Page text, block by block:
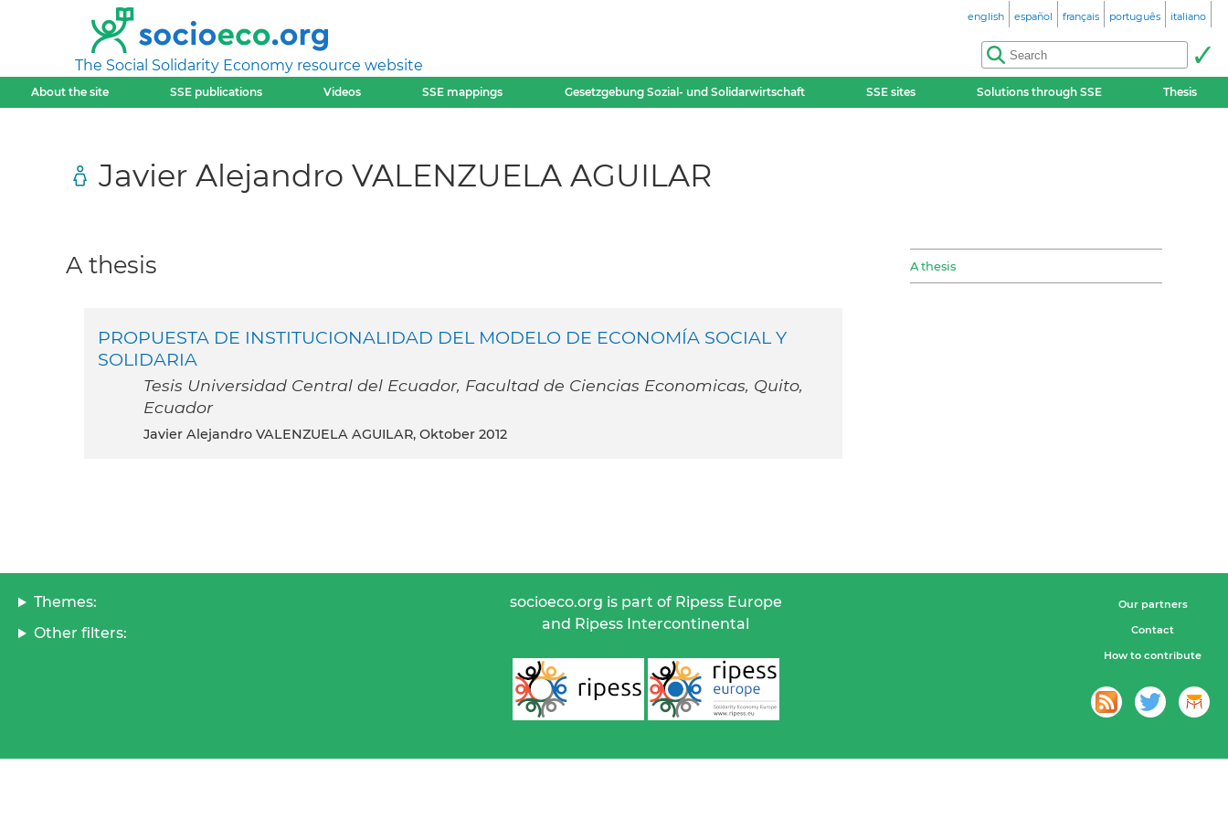
The Social Solidarity Economy resource website
english español français português italiano
About the site SSE publications Videos SSE mappings Gesetzgebung Sozial- und Solidarwirtschaft SSE sites Solutions through SSE Thesis
Javier Alejandro VALENZUELA AGUILAR
A thesis
A thesis
PROPUESTA DE INSTITUCIONALIDAD DEL MODELO DE ECONOMÍA SOCIAL Y
SOLIDARIA
Tesis Universidad Central del Ecuador, Facultad de Ciencias Economicas, Quito,
Ecuador
Javier Alejandro VALENZUELA AGUILAR, Oktober 2012
Themes:
Other filters:
socioeco.org is part of Ripess Europe
and Ripess Intercontinental
Our partners
Contact
How to contribute